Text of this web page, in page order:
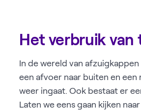
Het verbruik
In de wereld van
een afvoer naar buiten en
weer ingaat. Ook bestaat er
Laten we eens gaan kijken